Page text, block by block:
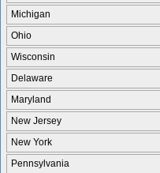
Michigan
Ohio
Wisconsin
Delaware
Maryland
New Jersey
New York
Pennsylvania